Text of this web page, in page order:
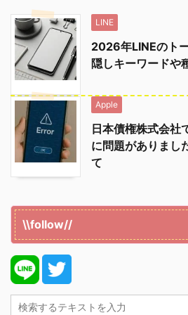
LINE
2026年LINEのト
隠しキーワードや
Apple
日本債権株式会社
に問題がありまし
て
\\follow//